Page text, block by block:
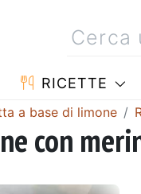
RICETTE
a base di limone
con